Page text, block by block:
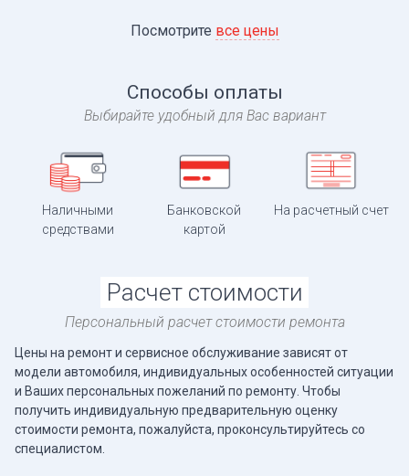
Посмотрите все цены
Способы оплаты
Выбирайте удобный для Вас вариант
Наличными
средствами
Банковской
картой
На расчетный счет
Расчет стоимости
Персональный расчет стоимости ремонта
Цены на ремонт и сервисное обслуживание зависят от
модели автомобиля, индивидуальных особенностей ситуации
и Ваших персональных пожеланий по ремонту. Чтобы
получить индивидуальную предварительную оценку
стоимости ремонта, пожалуйста, проконсультируйтесь со
специалистом.